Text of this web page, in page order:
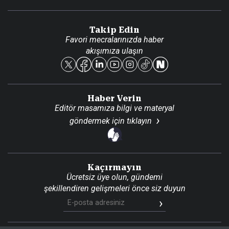
Reklam Ver
Takip Edin
Favori mecralarınızda haber
akışımıza ulaşın
Haber Verin
Editör masamıza bilgi ve materyal
göndermek için tıklayın
Kaçırmayın
Ücretsiz üye olun, gündemi
şekillendiren gelişmeleri önce siz duyun